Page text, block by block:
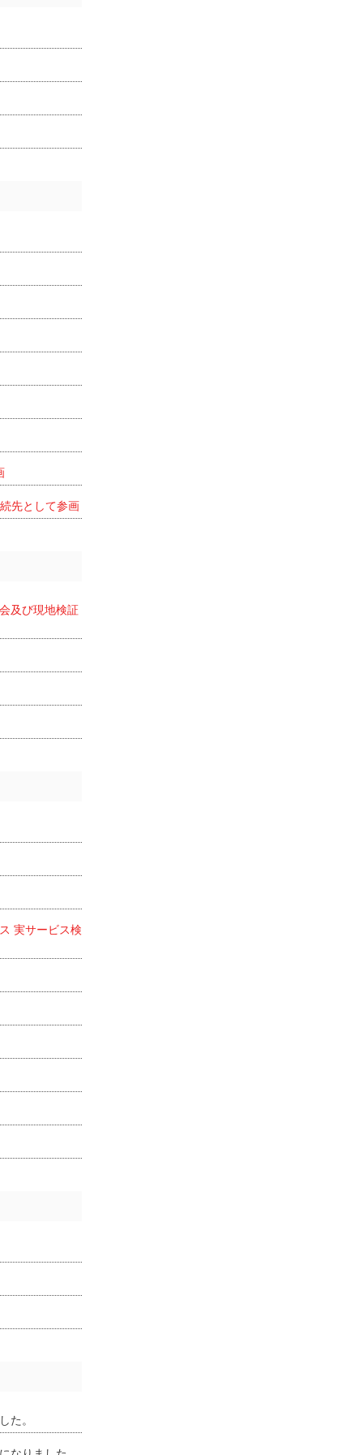
先として参画
及び現地検証
実サービス検
た。